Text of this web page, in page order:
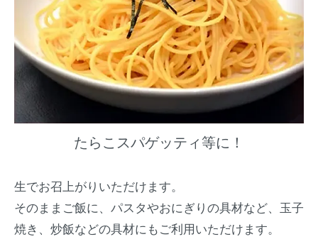
たらこスパゲッティ等に！
生でお召上がりいただけます。
そのままご飯に、パスタやおにぎりの具材など、玉子
焼き、炒飯などの具材にもご利用いただけます。